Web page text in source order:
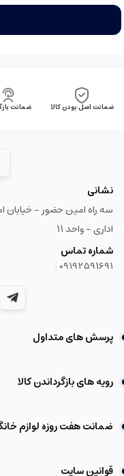
ضمانت اصل بودن کالا ضمانت
نشانی
اداری - واحد ۱۱
شماره تماس
09192591691
پرسش های متداول
رویه های بازگرداندن کالا
ضمانت هفت روزه لوازم
قوانین سایت